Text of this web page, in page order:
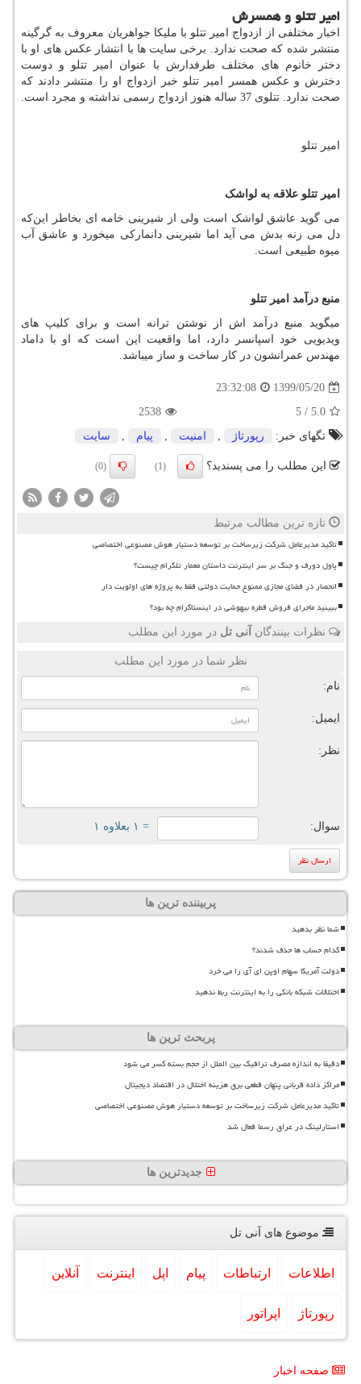
امیر تتلو و همسرش
اخبار مختلفی از ازدواج امیر تتلو با ملیکا جواهریان معروف به گرگینه
منتشر شده که صحت ندارد. برخی سایت ها با انتشار عکس های او با
دختر خانوم های مختلف طرفدارش با عنوان امیر تتلو و دوست
دخترش و عکس همسر امیر تتلو خبر ازدواج او را منتشر دادند که
صحت ندارد. تتلوی 37 ساله هنوز ازدواج رسمی نداشته و مجرد است.
امیر تتلو
امیر تتلو علاقه به لواشک
می گوید عاشق لواشک است ولی از شیرینی خامه ای بخاطر این‌که
دل می زنه بدش می آید اما شیرینی دانمارکی میخورد و عاشق آب
میوه طبیعی است.
منبع درآمد امیر تتلو
میگوید منبع درآمد اش از نوشتن ترانه است و برای کلیپ های
ویدیویی خود اسپانسر دارد، اما واقعیت این است که او با داماد
مهندس عمرانشون در کار ساخت و ساز میباشد
1399/05/20
23:32:08
5.0
/
5
2538
تگهای خبر:
رپورتاژ , امنیت , پیام , سایت
این مطلب را می پسندید؟ (1)
(0)
تازه ترین مطالب مرتبط
تاکید مدیرعامل شرکت زیرساخت بر توسعه دستیار هوش مصنوعی اختصاصی
پاول دورف و جنگ بر سر اینترنت داستان معمار تلگرام چیست؟
انحصار در فضای مجازی ممنوع حمایت دولتی فقط به پروژه های اولویت دار
ببینید ماجرای فروش قطره بیهوشی در اینستاگرام چه بود؟
نظرات بینندگان آنی تل در مورد این مطلب
نظر شما در مورد این مطلب
نام:
ایمیل:
نظر:
سوال: = ۱ بعلاوه ۱
پربیننده ترین ها
شما نظر بدهید
کدام حساب ها حذف شدند؟
دولت آمریکا سهام اوپن ای آی را می خرد
اختلالات شبکه بانکی را به اینترنت ربط ندهید
پربحث ترین ها
دقیقا به اندازه مصرف ترافیک بین الملل از حجم بسته کسر می شود
مراکز داده قربانی پنهان قطعی برق هزینه اختلال در اقتصاد دیجیتال
تاکید مدیرعامل شرکت زیرساخت بر توسعه دستیار هوش مصنوعی اختصاصی
استارلینک در عراق رسما فعال شد
جدیدترین ها
موضوع های آنی تل
اطلاعات ارتباطات پیام اپل اینترنت آنلاین
رپورتاژ اپراتور
صفحه اخبار